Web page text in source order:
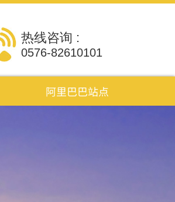
热线咨询 :
0576-82610101
阿里巴巴站点